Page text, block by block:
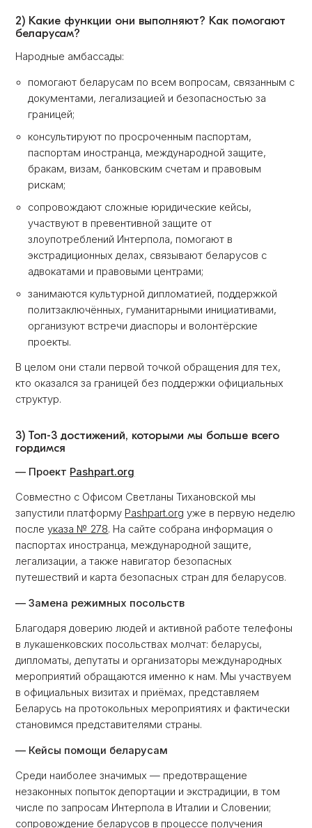
2) Какие функции они выполняют? Как помогают
беларусам?
Народные амбассaды:
помогают беларусам по всем вопросам, связанным с
документами, легализацией и безопасностью за
границей;
консультируют по просроченным паспортам,
паспортам иностранца, международной защите,
бракам, визам, банковским счетам и правовым
рискам;
сопровождают сложные юридические кейсы,
участвуют в превентивной защите от
злоупотреблений Интерпола, помогают в
экстрадиционных делах, связывают беларусов с
адвокатами и правовыми центрами;
занимаются культурной дипломатией, поддержкой
политзаключённых, гуманитарными инициативами,
организуют встречи диаспоры и волонтёрские
проекты.
В целом они стали первой точкой обращения для тех,
кто оказался за границей без поддержки официальных
структур.
3) Топ-3 достижений, которыми мы больше всего
гордимся
— Проект Pashpart.org
Совместно с Офисом Светланы Тихановской мы
запустили платформу Pashpart.org уже в первую неделю
послеуказа № 278. На сайте собрана информация о
паспортах иностранца, международной защите,
легализации, а также навигатор безопасных
путешествий и карта безопасных стран для беларусов.
— Замена режимных посольств
Благодаря доверию людей и активной работе телефоны
в лукашенковских посольствах молчат: беларусы,
дипломаты, депутаты и организаторы международных
мероприятий обращаются именно к нам. Мы участвуем
в официальных визитах и приёмах, представляем
Беларусь на протокольных мероприятиях и фактически
становимся представителями страны.
— Кейсы помощи беларусам
Среди наиболее значимых — предотвращение
незаконных попыток депортации и экстрадиции, в том
числе по запросам Интерпола в Италии и Словении;
сопровождение беларусов в процессе получения